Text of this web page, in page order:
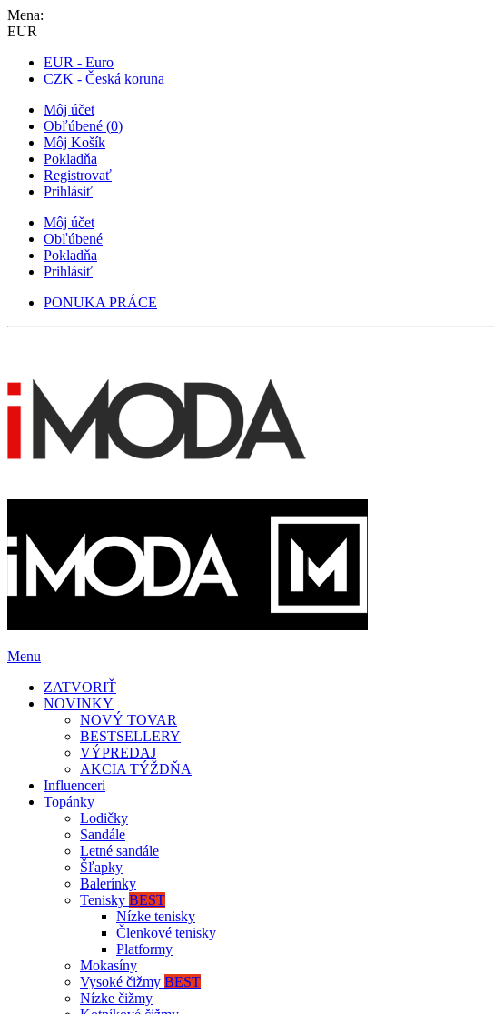
Mena:
EUR
EUR - Euro
CZK - Česká koruna
Môj účet
Obľúbené (0)
Môj Košík
Pokladňa
Registrovať
Prihlásiť
Môj účet
Obľúbené
Pokladňa
Prihlásiť
PONUKA PRÁCE
Menu
ZATVORIŤ
NOVINKY
NOVÝ TOVAR
BESTSELLERY
VÝPREDAJ
AKCIA TÝŽDŇA
Influenceri
Topánky
Lodičky
Sandále
Letné sandále
Šľapky
Balerínky
Tenisky BEST
Nízke tenisky
Členkové tenisky
Platformy
Mokasíny
Vysoké čižmy BEST
Nízke čižmy